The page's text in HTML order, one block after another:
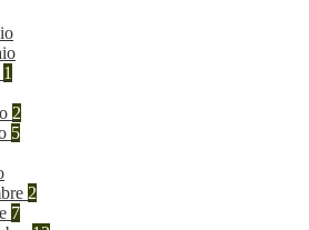
1
2
5
2
7